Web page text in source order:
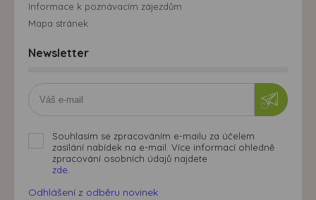
Informace k poznávacím zájezdům
Mapa stránek
Newsletter
Souhlasím se zpracováním e-mailu za účelem
zasílání nabídek na e-mail. Více informací ohledně
zpracování osobních údajů najdete
zde.
Odhlášení z odběru novinek